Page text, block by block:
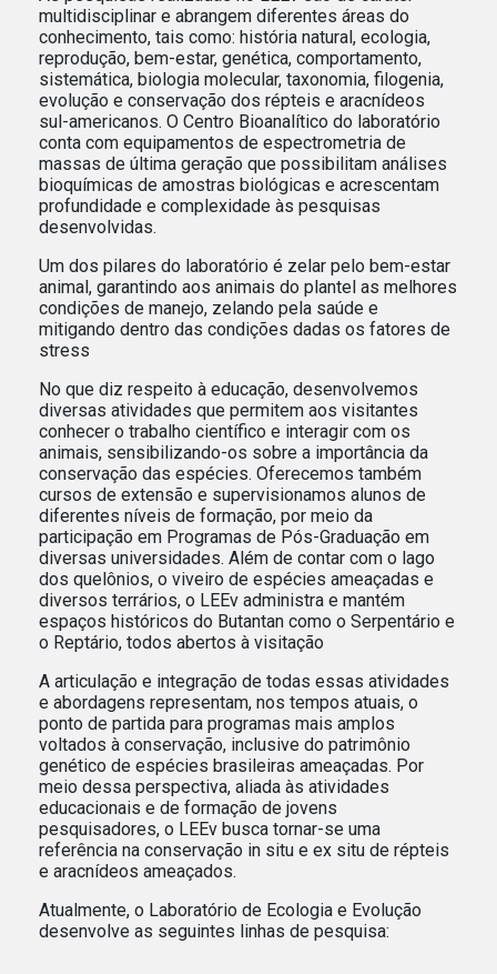
multidisciplinar e abrangem diferentes áreas do
conhecimento, tais como: história natural, ecologia,
reprodução, bem-estar, genética, comportamento,
sistemática, biologia molecular, taxonomia, filogenia,
evolução e conservação dos répteis e aracnídeos
sul-americanos. O Centro Bioanalítico do laboratório
conta com equipamentos de espectrometria de
massas de última geração que possibilitam análises
bioquímicas de amostras biológicas e acrescentam
profundidade e complexidade às pesquisas
desenvolvidas.
Um dos pilares do laboratório é zelar pelo bem-estar
animal, garantindo aos animais do plantel as melhores
condições de manejo, zelando pela saúde e
mitigando dentro das condições dadas os fatores de
stress
No que diz respeito à educação, desenvolvemos
diversas atividades que permitem aos visitantes
conhecer o trabalho científico e interagir com os
animais, sensibilizando-os sobre a importância da
conservação das espécies. Oferecemos também
cursos de extensão e supervisionamos alunos de
diferentes níveis de formação, por meio da
participação em Programas de Pós-Graduação em
diversas universidades. Além de contar com o lago
dos quelônios, o viveiro de espécies ameaçadas e
diversos terrários, o LEEv administra e mantém
espaços históricos do Butantan como o Serpentário e
o Reptário, todos abertos à visitação
A articulação e integração de todas essas atividades
e abordagens representam, nos tempos atuais, o
ponto de partida para programas mais amplos
voltados à conservação, inclusive do patrimônio
genético de espécies brasileiras ameaçadas. Por
meio dessa perspectiva, aliada às atividades
educacionais e de formação de jovens
pesquisadores, o LEEv busca tornar-se uma
referência na conservação in situ e ex situ de répteis
e aracnídeos ameaçados.
Atualmente, o Laboratório de Ecologia e Evolução
desenvolve as seguintes linhas de pesquisa: